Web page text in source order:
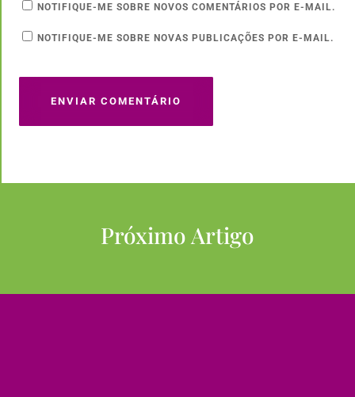
NOTIFIQUE-ME SOBRE NOVOS COMENTÁRIOS POR E-MAIL.
NOTIFIQUE-ME SOBRE NOVAS PUBLICAÇÕES POR E-MAIL.
ENVIAR COMENTÁRIO
Próximo Artigo